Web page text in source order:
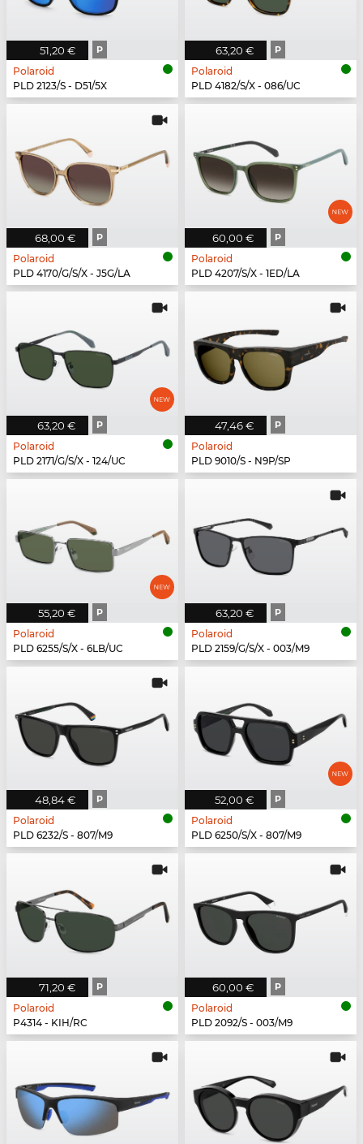
51,20 € P
Polaroid
PLD 2123/S - D51/5X
63,20 € P
Polaroid
PLD 4182/S/X - 086/UC
68,00 € P
Polaroid
PLD 4170/G/S/X - J5G/LA
60,00 € P
Polaroid
PLD 4207/S/X - 1ED/LA
63,20 € P
Polaroid
PLD 2171/G/S/X - 124/UC
47,46 € P
Polaroid
PLD 9010/S - N9P/SP
55,20 € P
Polaroid
PLD 6255/S/X - 6LB/UC
63,20 € P
Polaroid
PLD 2159/G/S/X - 003/M9
48,84 € P
Polaroid
PLD 6232/S - 807/M9
52,00 € P
Polaroid
PLD 6250/S/X - 807/M9
71,20 € P
Polaroid
P4314 - KIH/RC
60,00 € P
Polaroid
PLD 2092/S - 003/M9